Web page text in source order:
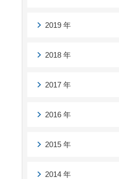
2019 年
2018 年
2017 年
2016 年
2015 年
2014 年